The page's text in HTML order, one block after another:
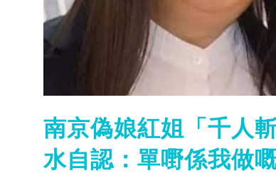
南京偽娘紅姐「千人
水自認：單嘢係我做嘅